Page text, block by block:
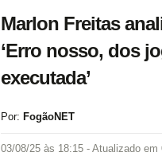
Marlon Freitas
‘Erro nosso, dos
executada’
Por: FogãoNET
03/08/25 às 18:15 - Atualizado em